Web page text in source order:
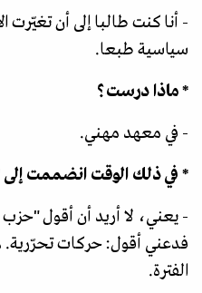
- أنا كنت طالبا إلى أن
سياسية طبعا.
* ماذا درست؟
- في معهد مهني.
* في ذلك الوقت انضممت
- يعني، لا أريد أن أقول
فدعني أقول: حركات تحرّرية.
الفترة.